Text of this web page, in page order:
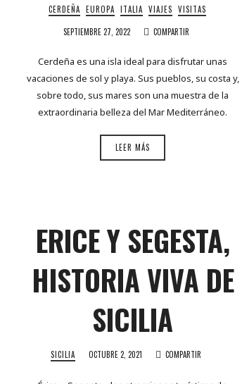
CERDEÑA EUROPA ITALIA VIAJES VISITAS
SEPTIEMBRE 27, 2022
COMPARTIR
Cerdeña es una isla ideal para disfrutar unas
vacaciones de sol y playa. Sus pueblos, su costa y,
sobre todo, sus mares son una muestra de la
extraordinaria belleza del Mar Mediterráneo.
LEER MÁS
ERICE Y SEGESTA,
HISTORIA VIVA DE
SICILIA
SICILIA OCTUBRE 2, 2021 COMPARTIR